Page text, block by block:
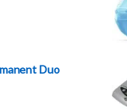
Duo